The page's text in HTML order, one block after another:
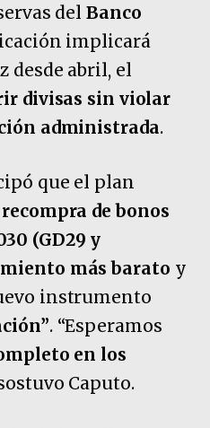
delBanco
implicará
desde abril, el
divisas sin violar
administrada.
que el plan
recompra de bonos
(GD29 y
más barato y
instrumento
. “Esperamos
en los
Caputo.